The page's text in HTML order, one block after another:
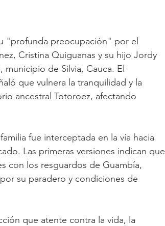
"profunda preocupación" por el
Cristina Quiguanas y su hijo Jordy
de Silvia, Cauca. El
que vulnera la tranquilidad y la
ancestral Totoroez, afectando
fue interceptada en la vía hacia
Las primeras versiones indican que
con los resguardos de Guambía,
su paradero y condiciones de
que atente contra la vida, la